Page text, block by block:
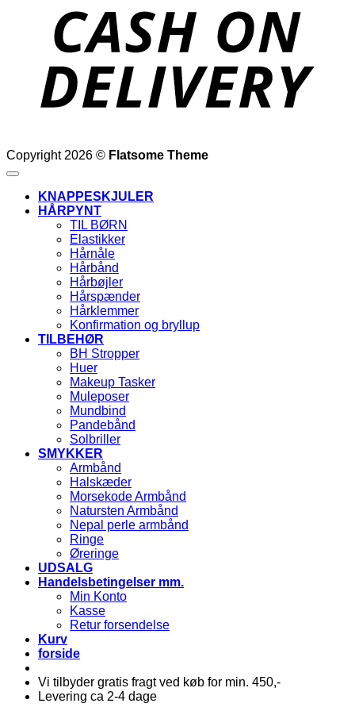
Copyright 2026 © Flatsome Theme
KNAPPESKJULER
HÅRPYNT
TIL BØRN
Elastikker
Hårnåle
Hårbånd
Hårbøjler
Hårspænder
Hårklemmer
Konfirmation og bryllup
TILBEHØR
BH Stropper
Huer
Makeup Tasker
Muleposer
Mundbind
Pandebånd
Solbriller
SMYKKER
Armbånd
Halskæder
Morsekode Armbånd
Natursten Armbånd
Nepal perle armbånd
Ringe
Øreringe
UDSALG
Handelsbetingelser mm.
Min Konto
Kasse
Retur forsendelse
Kurv
forside
Vi tilbyder gratis fragt ved køb for min. 450,-
Levering ca 2-4 dage